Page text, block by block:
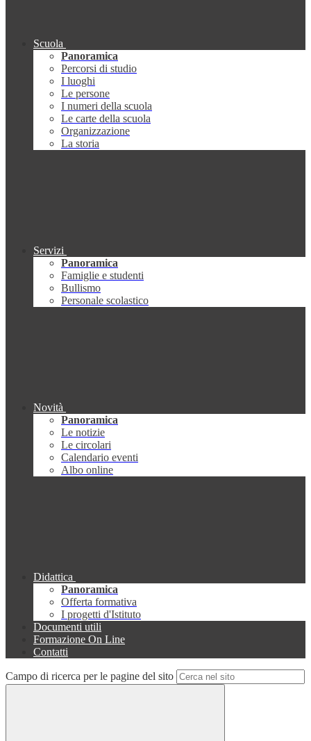
Scuola
Panoramica
Percorsi di studio
I luoghi
Le persone
I numeri della scuola
Le carte della scuola
Organizzazione
La storia
Servizi
Panoramica
Famiglie e studenti
Bullismo
Personale scolastico
Novità
Panoramica
Le notizie
Le circolari
Calendario eventi
Albo online
Didattica
Panoramica
Offerta formativa
I progetti d'Istituto
Documenti utili
Formazione On Line
Contatti
Campo di ricerca per le pagine del sito